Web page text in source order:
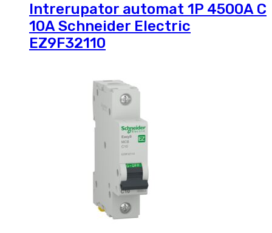
Intrerupator automat 1P 4500A C
10A Schneider Electric
EZ9F32110